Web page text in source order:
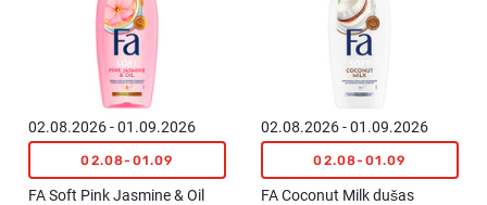
02.08.2026 - 01.09.2026
02.08-01.09
FA Soft Pink Jasmine & Oil
02.08.2026 - 01.09.2026
02.08-01.09
FA Coconut Milk dušas